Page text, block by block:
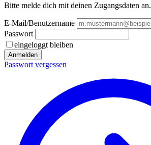
Bitte melde dich mit deinen Zugangsdaten an.
E-Mail/Benutzername
Passwort
eingeloggt bleiben
Anmelden
Passwort vergessen